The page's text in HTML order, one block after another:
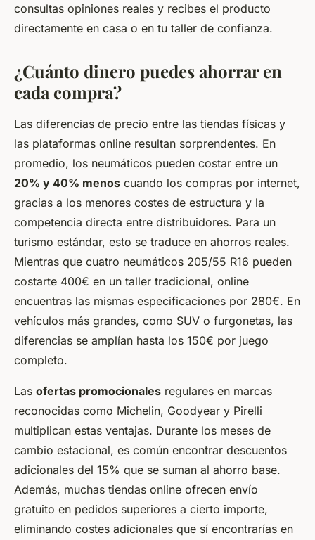
consultas opiniones reales y recibes el producto
directamente en casa o en tu taller de confianza.
¿Cuánto dinero puedes ahorrar en
cada compra?
Las diferencias de precio entre las tiendas físicas y
las plataformas online resultan sorprendentes. En
promedio, los neumáticos pueden costar entre un
20% y 40% menos cuando los compras por internet,
gracias a los menores costes de estructura y la
competencia directa entre distribuidores. Para un
turismo estándar, esto se traduce en ahorros reales.
Mientras que cuatro neumáticos 205/55 R16 pueden
costarte 400€ en un taller tradicional, online
encuentras las mismas especificaciones por 280€. En
vehículos más grandes, como SUV o furgonetas, las
diferencias se amplían hasta los 150€ por juego
completo.
Las ofertas promocionales regulares en marcas
reconocidas como Michelin, Goodyear y Pirelli
multiplican estas ventajas. Durante los meses de
cambio estacional, es común encontrar descuentos
adicionales del 15% que se suman al ahorro base.
Además, muchas tiendas online ofrecen envío
gratuito en pedidos superiores a cierto importe,
eliminando costes adicionales que sí encontrarías en